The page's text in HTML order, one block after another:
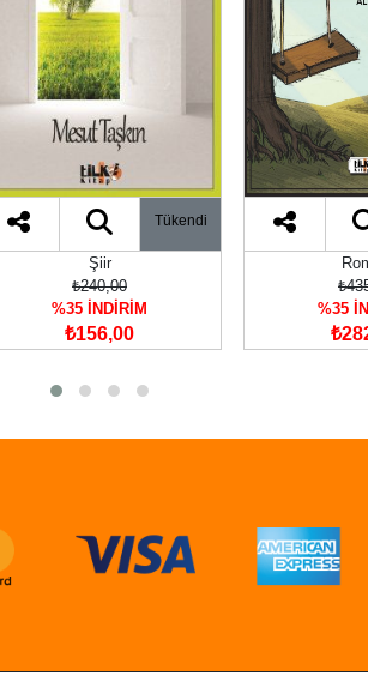
Tükendi
Şiir
₺240,00
%35 İNDİRİM
₺156,00
%35